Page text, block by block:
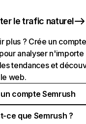
le trafic naturel
plus ? Crée un compte
analyser n'importe
tendances et
web.
compte Semrush
ce que Semrush ?